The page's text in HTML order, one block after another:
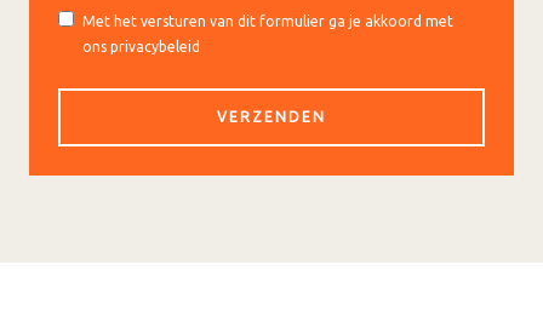
Met het versturen van dit formulier ga je akkoord met
ons privacybeleid